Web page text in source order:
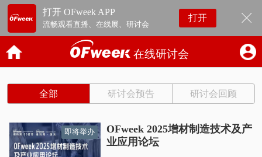
打开 OFweek APP
流畅观看直播、在线展、研讨会
打开
在线研讨会
全部 研讨会预告 研讨会回顾
即将举办
OFweek 2025增材制造技术及产
业应用论坛